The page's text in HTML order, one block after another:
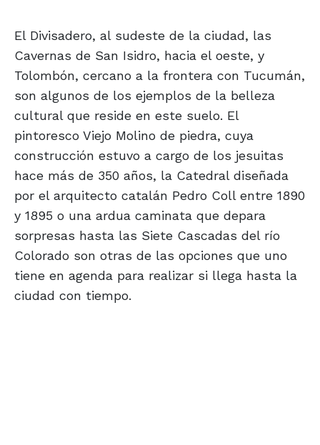
El Divisadero, al sudeste de la ciudad, las
Cavernas de San Isidro, hacia el oeste, y
Tolombón, cercano a la frontera con Tucumán,
son algunos de los ejemplos de la belleza
cultural que reside en este suelo. El
pintoresco Viejo Molino de piedra, cuya
construcción estuvo a cargo de los jesuitas
hace más de 350 años, la Catedral diseñada
por el arquitecto catalán Pedro Coll entre 1890
y 1895 o una ardua caminata que depara
sorpresas hasta las Siete Cascadas del río
Colorado son otras de las opciones que uno
tiene en agenda para realizar si llega hasta la
ciudad con tiempo.